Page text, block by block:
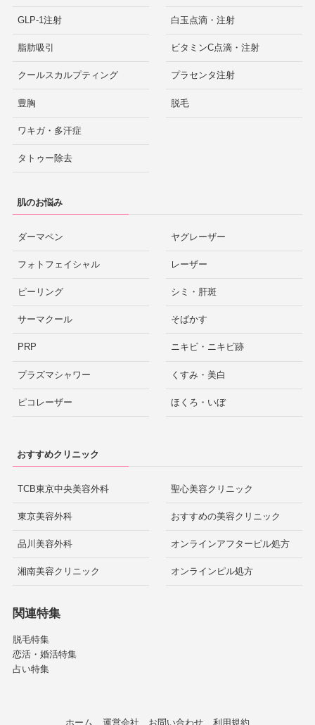
GLP-1注射
脂肪吸引
クールスカルプティング
豊胸
ワキガ・多汗症
タトゥー除去
白玉点滴・注射
ビタミンC点滴・注射
プラセンタ注射
脱毛
肌のお悩み
ダーマペン
フォトフェイシャル
ピーリング
サーマクール
PRP
プラズマシャワー
ピコレーザー
ヤグレーザー
レーザー
シミ・肝斑
そばかす
ニキビ・ニキビ跡
くすみ・美白
ほくろ・いぼ
おすすめクリニック
TCB東京中央美容外科
東京美容外科
品川美容外科
湘南美容クリニック
聖心美容クリニック
おすすめの美容クリニック
オンラインアフターピル処方
オンラインピル処方
関連特集
脱毛特集
恋活・婚活特集
占い特集
ホーム 運営会社 お問い合わせ 利用規約